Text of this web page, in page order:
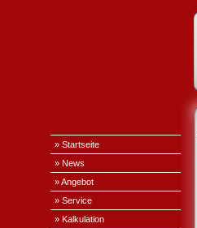
» Startseite
» News
» Angebot
» Service
» Kalkulation